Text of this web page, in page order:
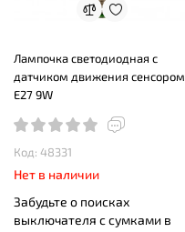
Лампочка cветодиодная с
датчиком движения сенсором
E27 9W
Код: 48331
Нет в наличии
Забудьте о поисках
выключателя с сумками в